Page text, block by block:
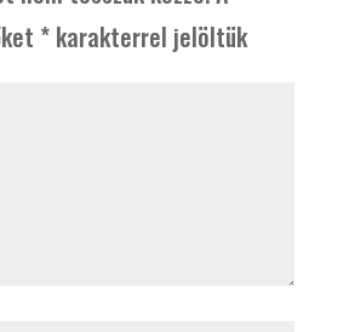
*karakterrel jelöltük